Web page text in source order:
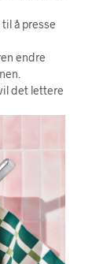
å presse
endre
det lettere